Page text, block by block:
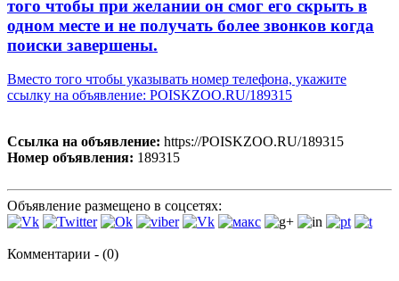
того чтобы при желании он смог его скрыть в
одном месте и не получать более звонков когда
поиски завершены.
Вместо того чтобы указывать номер телефона, укажите
ссылку на объявление: POISKZOO.RU/189315
Ссылка на объявление: https://POISKZOO.RU/189315
Номер объявления: 189315
Объявление размещено в соцсетях:
Комментарии - (0)